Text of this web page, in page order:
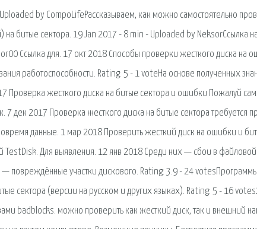
by CompoLifeРассказываем, как можно самостоятельно
на битые сектора. 19 Jan 2017 - 8 min - Uploaded by NeksorСсылка
Ссылка для. 17 окт 2018 Способы проверки жесткого диска на
работоспособности. Rating: 5 - 1 voteНа основе полученных
Проверка жесткого диска на битые сектора и ошибки Пожалуй
7 дек 2017 Проверка жесткого диска на битые сектора
данные. 1 мар 2018 Проверить жесткий диск на ошибки и
TestDisk. Для выявления. 12 янв 2018 Среди них — сбои в
— повреждённые участки дискового. Rating: 3.9 - 24
сектора (версии на русском и других языках). Rating: 5 - 16
badblocks. можно проверить как жесткий диск, так и внешний